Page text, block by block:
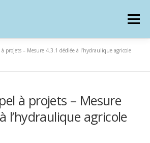
Menu
J’AI UN PROJET
à projets – Mesure 4.3.1 dédiée à l’hydraulique agricole
à projets – Mesure
l’hydraulique agricole